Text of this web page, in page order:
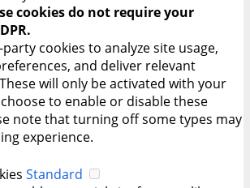
cookies do not require your
cookies to analyze site usage,
and deliver relevant
will only be activated with your
to enable or disable these
note that turning off some types may
experience.
Standard